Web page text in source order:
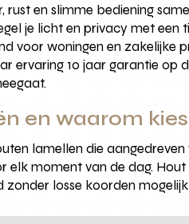
en slimme bediening
je licht en privacy met een
voor woningen en zakelijke
ervaring 10 jaar garantie
en waarom
lamellen die
moment van de dag.
losse koorden